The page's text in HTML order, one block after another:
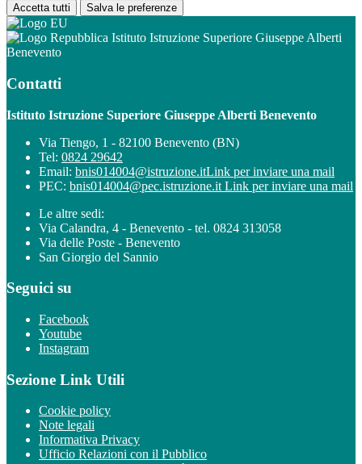
Accetta tutti Salva le preferenze
Istituto Istruzione Superiore Giuseppe Alberti
Benevento
Contatti
Istituto Istruzione Superiore Giuseppe Alberti Benevento
Via Tiengo, 1 - 82100 Benevento (BN)
Tel: 0824 29642
Email: bnis014004@istruzione.itLink per inviare una mail
PEC: bnis014004@pec.istruzione.it Link per inviare una mail
Le altre sedi:
Via Calandra, 4 - Benevento - tel. 0824 313058
Via delle Poste - Benevento
San Giorgio del Sannio
Seguici su
Facebook
Youtube
Instagram
Sezione Link Utili
Cookie policy
Note legali
Informativa Privacy
Ufficio Relazioni con il Pubblico